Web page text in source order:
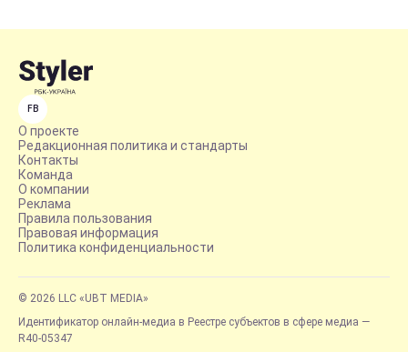
FB
О проекте
Редакционная политика и стандарты
Контакты
Команда
О компании
Реклама
Правила пользования
Правовая информация
Политика конфиденциальности
© 2026 LLC «UBT MEDIA»
Идентификатор онлайн-медиа в Реестре субъектов в сфере медиа —
R40-05347